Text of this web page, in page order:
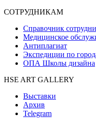
СОТРУДНИКАМ
Справочник
Медицинское
Антиплагиат
Экспедиции по
ОПА Школы дизайна
HSE ART GALLERY
Выставки
Архив
Telegram